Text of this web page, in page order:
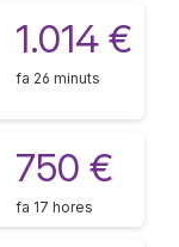
1.014 €
fa 26 minuts
750 €
fa 17 hores